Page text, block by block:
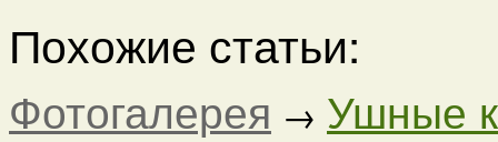
Похожие статьи:
Фотогалерея → Ушные